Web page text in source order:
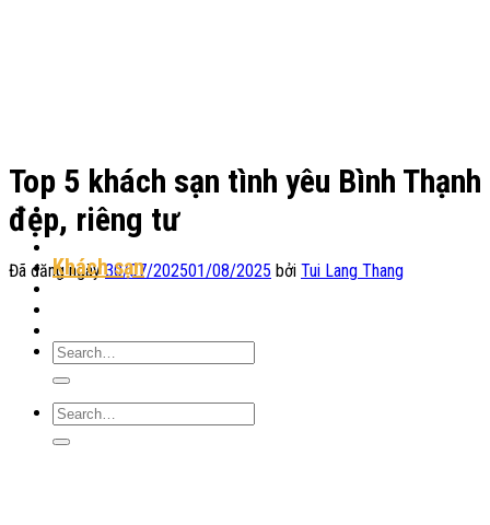
Địa Điểm Lưu Trú
Khách sạn
Homestay
Top 5 khách sạn tình yêu Bình Thạnh
đẹp, riêng tư
Đã đăng ngày30/07/202501/08/2025 bởi Tui Lang Thang